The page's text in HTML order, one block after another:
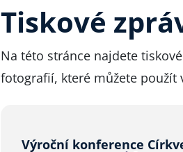
Tiskové
Na této stránce najdete
fotografií, které můžete použít